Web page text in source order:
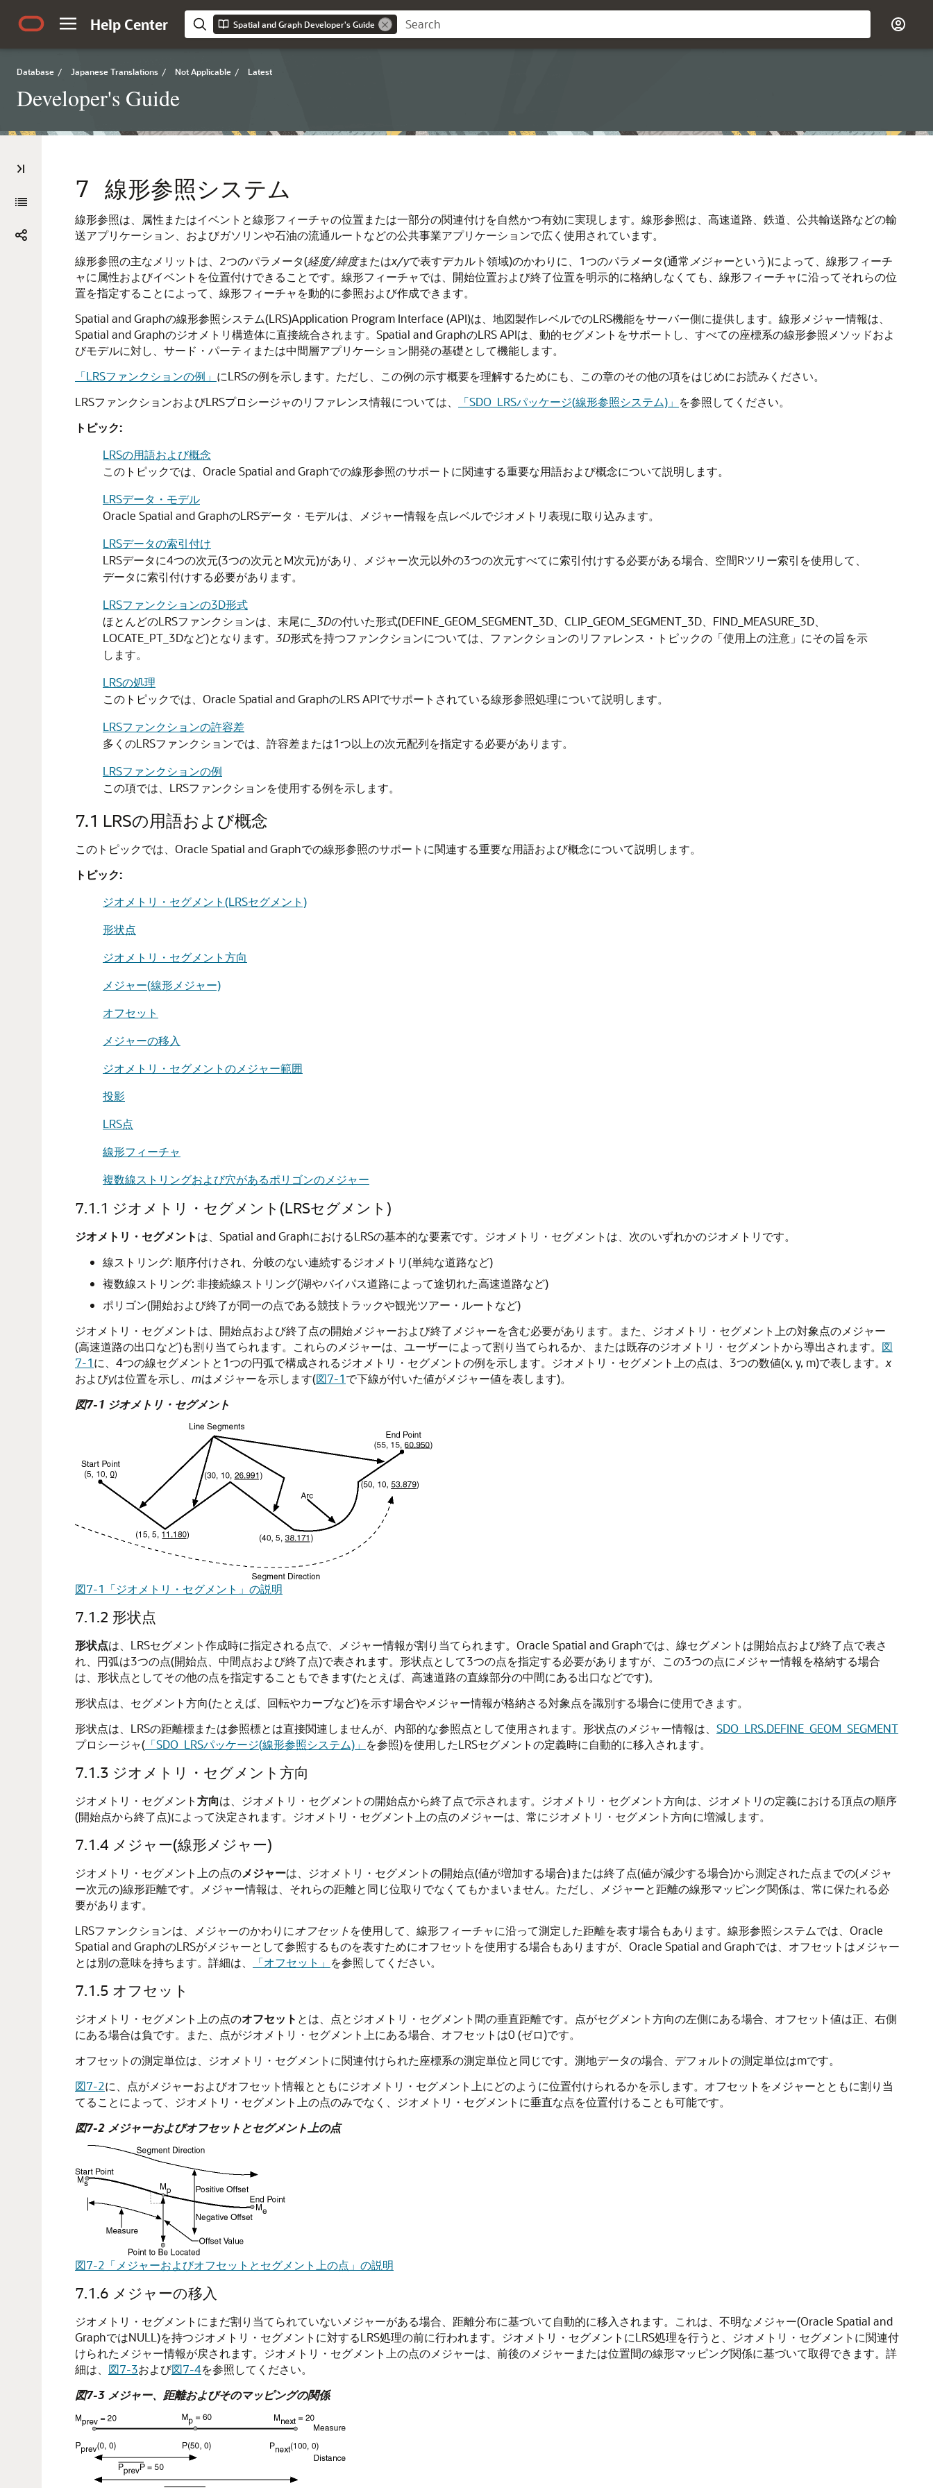
Help Center Spatial and Graph Developer's Guide
Database / Japanese Translations / Not Applicable / Latest
Developer's Guide
7 線形参照システム
線形参照は、属性またはイベントと線形フィーチャの位置または一部分の関連付けを自然かつ有効に実現します。線形参照は、高速道路、鉄道、公共輸送路などの輸
送アプリケーション、およびガソリンや石油の流通ルートなどの公共事業アプリケーションで広く使用されています。
線形参照の主なメリットは、2つのパラメータ(経度/緯度またはx/yで表すデカルト領域)のかわりに、1つのパラメータ(通常 メジャーという)によって、線形フィーチ
ャに属性およびイベントを位置付けできることです。線形フィーチャでは、開始位置および終了位置を明示的に格納しなくても、線形フィーチャに沿ってそれらの位
置を指定することによって、線形フィーチャを動的に参照および作成できます。
Spatial and Graphの線形参照システム(LRS)Application Program Interface (API)は、地図製作レベルでのLRS機能をサーバー側に提供します。線形メジャー情報は、
Spatial and Graphのジオメトリ構造体に直接統合されます。Spatial and GraphのLRS APIは、動的セグメントをサポートし、すべての座標系の線形参照メソッドおよ
びモデルに対し、サード・パーティまたは中間層アプリケーション開発の基礎として機能します。
「LRSファンクションの例」 にLRSの例を示します。ただし、この例の示す概要を理解するためにも、この章のその他の項をはじめにお読みください。
LRSファンクションおよびLRSプロシージャのリファレンス情報については、
「SDO_LRSパッケージ(線形参照システム)」 を参照してください。
トピック:
LRSの用語および概念
このトピックでは、Oracle Spatial and Graphでの線形参照のサポートに関連する重要な用語および概念について説明します。
LRSデータ・モデル
Oracle Spatial and GraphのLRSデータ・モデルは、メジャー情報を点レベルでジオメトリ表現に取り込みます。
LRSデータの索引付け
LRSデータに4つの次元(3つの次元とM次元)があり、メジャー次元以外の3つの次元すべてに索引付けする必要がある場合、空間Rツリー索引を使用して、
データに索引付けする必要があります。
LRSファンクションの3D形式
ほとんどのLRSファンクションは、末尾に _3Dの付いた形式(DEFINE_GEOM_SEGMENT_3D、CLIP_GEOM_SEGMENT_3D、FIND_MEASURE_3D、
LOCATE_PT_3Dなど)となります。 3D形式を持つファンクションについては、ファンクションのリファレンス・トピックの「使用上の注意」にその旨を示
します。
LRSの処理
このトピックでは、Oracle Spatial and GraphのLRS APIでサポートされている線形参照処理について説明します。
LRSファンクションの許容差
多くのLRSファンクションでは、許容差または1つ以上の次元配列を指定する必要があります。
LRSファンクションの例
この項では、LRSファンクションを使用する例を示します。
7.1 LRSの用語および概念
このトピックでは、Oracle Spatial and Graphでの線形参照のサポートに関連する重要な用語および概念について説明します。
トピック:
ジオメトリ・セグメント(LRSセグメント)
形状点
ジオメトリ・セグメント方向
メジャー(線形メジャー)
オフセット
メジャーの移入
ジオメトリ・セグメントのメジャー範囲
投影
LRS点
線形フィーチャ
複数線ストリングおよび穴があるポリゴンのメジャー
7.1.1 ジオメトリ・セグメント(LRSセグメント)
ジオメトリ・セグメントは、Spatial and GraphにおけるLRSの基本的な要素です。ジオメトリ・セグメントは、次のいずれかのジオメトリです。
線ストリング: 順序付けされ、分岐のない連続するジオメトリ(単純な道路など)
複数線ストリング: 非接続線ストリング(湖やバイパス道路によって途切れた高速道路など)
ポリゴン(開始および終了が同一の点である競技トラックや観光ツアー・ルートなど)
ジオメトリ・セグメントは、開始点および終了点の開始メジャーおよび終了メジャーを含む必要があります。また、ジオメトリ・セグメント上の対象点のメジャー
(高速道路の出口など)も割り当てられます。これらのメジャーは、ユーザーによって割り当てられるか、または既存のジオメトリ・セグメントから導出されます。 図
7-1に、4つの線セグメントと1つの円弧で構成されるジオメトリ・セグメントの例を示します。ジオメトリ・セグメント上の点は、3つの数値(x, y, m)で表します。 x
およびyは位置を示し、 mはメジャーを示します(図7-1で下線が付いた値がメジャー値を表します)。
図7-1 ジオメトリ・セグメント
図7-1「ジオメトリ・セグメント」の説明
7.1.2 形状点
形状点は、LRSセグメント作成時に指定される点で、メジャー情報が割り当てられます。Oracle Spatial and Graphでは、線セグメントは開始点および終了点で表さ
れ、円弧は3つの点(開始点、中間点および終了点)で表されます。形状点として3つの点を指定する必要がありますが、この3つの点にメジャー情報を格納する場合
は、形状点としてその他の点を指定することもできます(たとえば、高速道路の直線部分の中間にある出口などです)。
形状点は、セグメント方向(たとえば、回転やカーブなど)を示す場合やメジャー情報が格納さる対象点を識別する場合に使用できます。
形状点は、LRSの距離標または参照標とは直接関連しませんが、内部的な参照点として使用されます。形状点のメジャー情報は、 SDO_LRS.DEFINE_GEOM_SEGMENT
プロシージャ( 「SDO_LRSパッケージ(線形参照システム)」 を参照)を使用したLRSセグメントの定義時に自動的に移入されます。
7.1.3 ジオメトリ・セグメント方向
ジオメトリ・セグメント方向は、ジオメトリ・セグメントの開始点から終了点で示されます。ジオメトリ・セグメント方向は、ジオメトリの定義における頂点の順序
(開始点から終了点)によって決定されます。ジオメトリ・セグメント上の点のメジャーは、常にジオメトリ・セグメント方向に増減します。
7.1.4 メジャー(線形メジャー)
ジオメトリ・セグメント上の点のメジャーは、ジオメトリ・セグメントの開始点(値が増加する場合)または終了点(値が減少する場合)から測定された点までの(メジャ
ー次元の)線形距離です。メジャー情報は、それらの距離と同じ位取りでなくてもかまいません。ただし、メジャーと距離の線形マッピング関係は、常に保たれる必
要があります。
LRSファンクションは、メジャーのかわりにオフセット を使用して、線形フィーチャに沿って測定した距離を表す場合もあります。線形参照システムでは、Oracle
Spatial and GraphのLRSがメジャーとして参照するものを表すためにオフセットを使用する場合もありますが、Oracle Spatial and Graphでは、オフセットはメジャー
とは別の意味を持ちます。詳細は、
「オフセット」 を参照してください。
7.1.5 オフセット
ジオメトリ・セグメント上の点のオフセット とは、点とジオメトリ・セグメント間の垂直距離です。点がセグメント方向の左側にある場合、オフセット値は正、右側
にある場合は負です。また、点がジオメトリ・セグメント上にある場合、オフセットは0 (ゼロ)です。
オフセットの測定単位は、ジオメトリ・セグメントに関連付けられた座標系の測定単位と同じです。測地データの場合、デフォルトの測定単位はmです。
図7-2に、点がメジャーおよびオフセット情報とともにジオメトリ・セグメント上にどのように位置付けられるかを示します。オフセットをメジャーとともに割り当
てることによって、ジオメトリ・セグメント上の点のみでなく、ジオメトリ・セグメントに垂直な点を位置付けることも可能です。
図7-2 メジャーおよびオフセットとセグメント上の点
図7-2「メジャーおよびオフセットとセグメント上の点」の説明
7.1.6 メジャーの移入
ジオメトリ・セグメントにまだ割り当てられていないメジャーがある場合、距離分布に基づいて自動的に移入されます。これは、不明なメジャー(Oracle Spatial and
GraphではNULL)を持つジオメトリ・セグメントに対するLRS処理の前に行われます。ジオメトリ・セグメントにLRS処理を行うと、ジオメトリ・セグメントに関連付
けられたメジャー情報が戻されます。ジオメトリ・セグメント上の点のメジャーは、前後のメジャーまたは位置間の線形マッピング関係に基づいて取得できます。詳
細は、 図7-3および図7-4を参照してください。
図7-3 メジャー、距離およびそのマッピングの関係